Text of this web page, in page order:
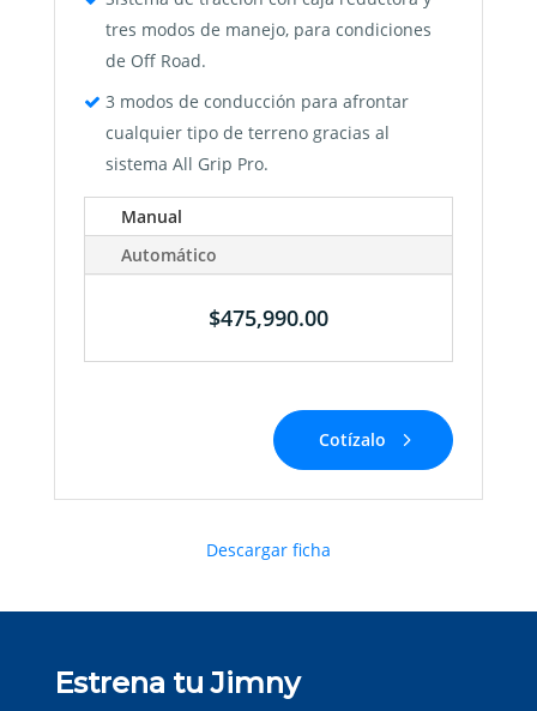
tres modos de manejo, para condiciones
de Off Road.
3 modos de conducción para afrontar
cualquier tipo de terreno gracias al
sistema All Grip Pro.
Manual
Automático
$475,990.00
Cotízalo
Descargar ficha
Estrena tu Jimny